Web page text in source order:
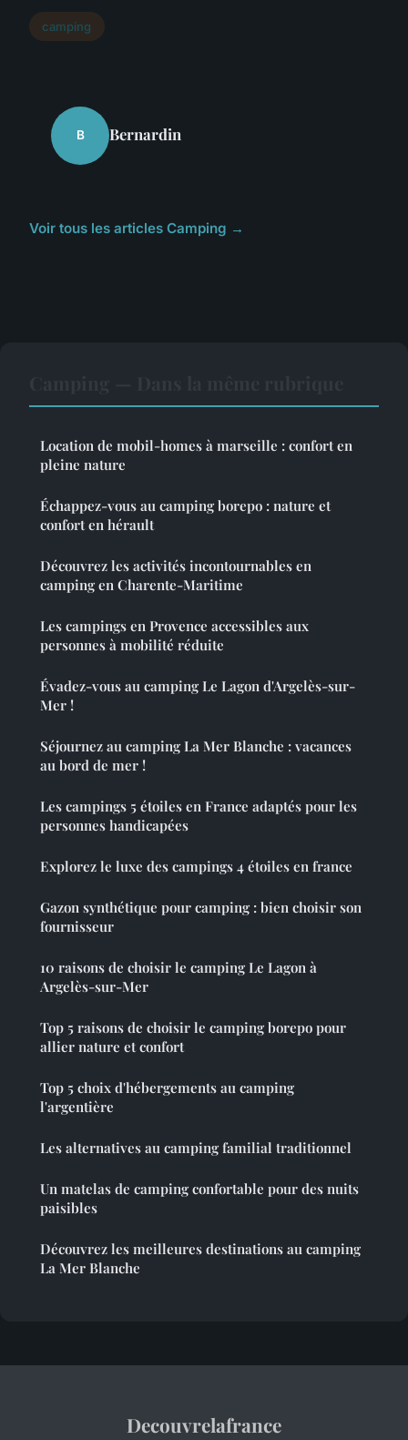
camping
B Bernardin
Voir tous les articles Camping →
Location de mobil-homes à marseille : confort en
pleine nature
Échappez-vous au camping borepo : nature et
confort en hérault
Découvrez les activités incontournables en
camping en Charente-Maritime
Les campings en Provence accessibles aux
personnes à mobilité réduite
Évadez-vous au camping Le Lagon d'Argelès-sur-
Mer !
Séjournez au camping La Mer Blanche : vacances
au bord de mer !
Les campings 5 étoiles en France adaptés pour les
personnes handicapées
Explorez le luxe des campings 4 étoiles en france
Gazon synthétique pour camping : bien choisir son
fournisseur
10 raisons de choisir le camping Le Lagon à
Argelès-sur-Mer
Top 5 raisons de choisir le camping borepo pour
allier nature et confort
Top 5 choix d'hébergements au camping
l'argentière
Les alternatives au camping familial traditionnel
Un matelas de camping confortable pour des nuits
paisibles
Découvrez les meilleures destinations au camping
La Mer Blanche
Decouvrelafrance